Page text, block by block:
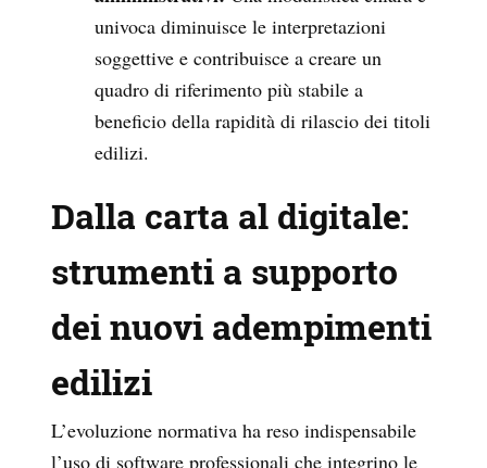
univoca diminuisce le interpretazioni
soggettive e contribuisce a creare un
quadro di riferimento più stabile a
beneficio della rapidità di rilascio dei titoli
edilizi.
Dalla carta al digitale:
strumenti a supporto
dei nuovi adempimenti
edilizi
L’evoluzione normativa ha reso indispensabile
l’uso di software professionali che integrino le